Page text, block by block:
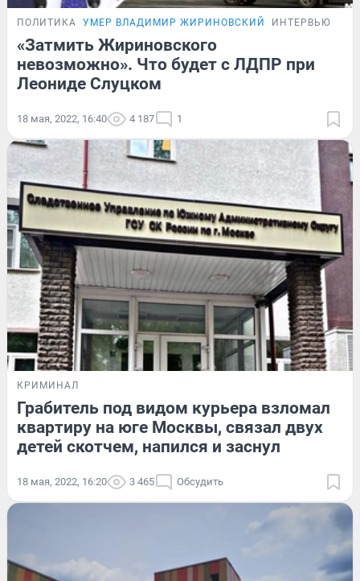
ПОЛИТИКА УМЕР ВЛАДИМИР ЖИРИНОВСКИЙ ИНТЕРВЬЮ
«Затмить Жириновского
невозможно». Что будет с ЛДПР при
Леониде Слуцком
18 мая, 2022, 16:40 4 187 1
КРИМИНАЛ
Грабитель под видом курьера взломал
квартиру на юге Москвы, связал двух
детей скотчем, напился и заснул
18 мая, 2022, 16:20 3 465 Обсудить